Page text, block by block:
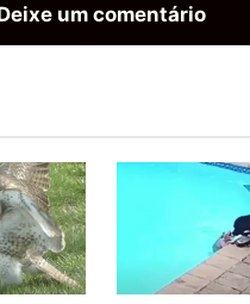
um comentário